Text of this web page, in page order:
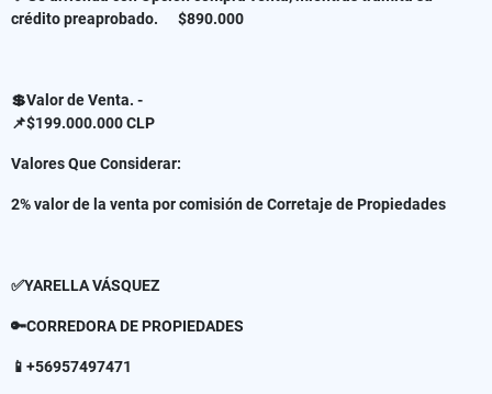
crédito preaprobado. $890.000
💲Valor de Venta. -
📌$199.000.000 CLP
Valores Que Considerar:
2% valor de la venta por comisión de Corretaje de Propiedades
✅YARELLA VÁSQUEZ
🔑CORREDORA DE PROPIEDADES
📱+56957497471